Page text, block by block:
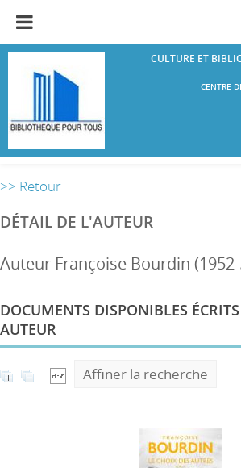
CULTURE ET
CENTRE
>> Retour
DÉTAIL DE L'AUTEUR
Auteur Françoise Bourdin (1952-
DOCUMENTS DISPONIBLES
AUTEUR
Affiner la recherche